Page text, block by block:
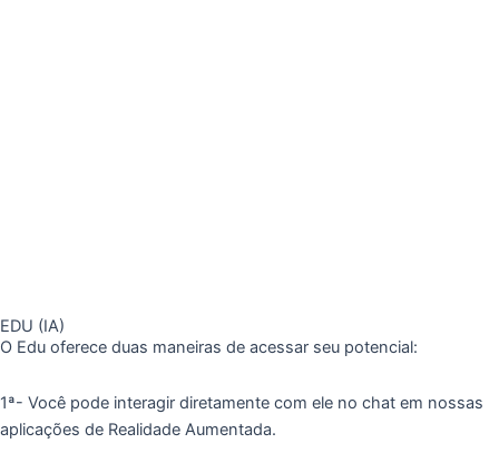
EDU (IA)
O Edu oferece duas maneiras de acessar seu potencial:
1ª- Você pode interagir diretamente com ele no chat em nossas
aplicações de Realidade Aumentada.